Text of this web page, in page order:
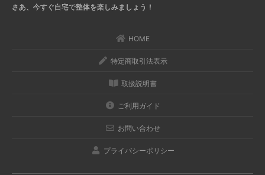
さあ、今すぐ自宅で整体を楽しみましょう！
HOME
特定商取引法表示
取扱説明書
ご利用ガイド
お問い合わせ
プライバシーポリシー